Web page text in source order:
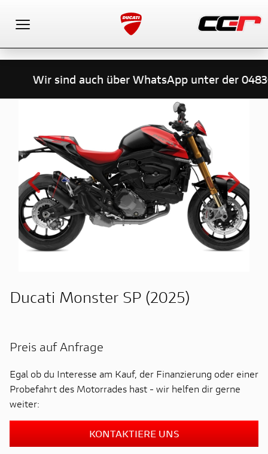
Wir sind auch über WhatsApp unter der
Ducati Monster SP (2025)
Preis auf Anfrage
Egal ob du Interesse am Kauf, der Finanzierung oder einer
Probefahrt des Motorrades hast - wir helfen dir gerne
weiter:
KONTAKTIERE UNS